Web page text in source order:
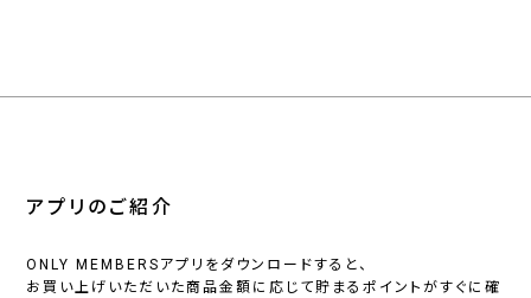
アプリのご紹介
ONLY MEMBERSアプリをダウンロードすると、
お買い上げいただいた商品金額に応じて貯まるポイントがすぐに確